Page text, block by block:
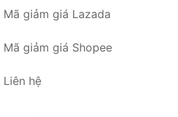
Mã giảm giá Lazada
Mã giảm giá Shopee
Liên hệ